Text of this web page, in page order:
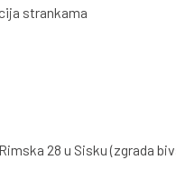
strankama
28 u Sisku (zgrada